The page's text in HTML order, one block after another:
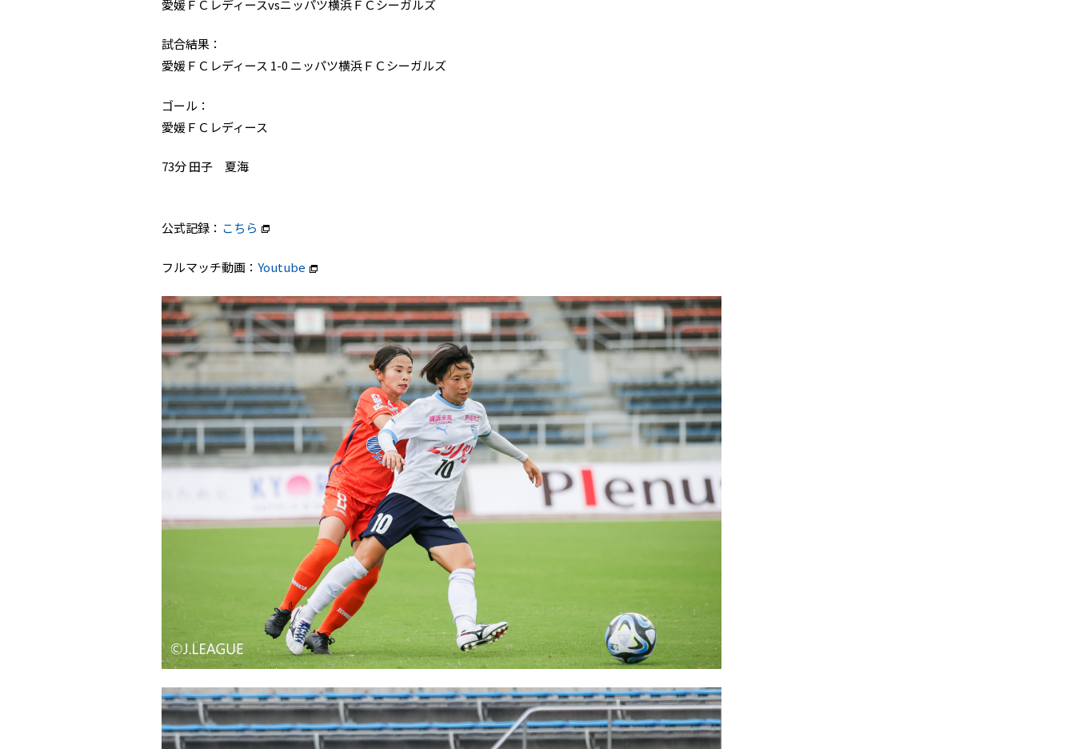
愛媛ＦＣレディースvsニッパツ横浜ＦＣシーガルズ
試合結果：
愛媛ＦＣレディース 1-0 ニッパツ横浜ＦＣシーガルズ
ゴール：
愛媛ＦＣレディース
73分 田子 夏海
公式記録： こちら
フルマッチ動画： Youtube